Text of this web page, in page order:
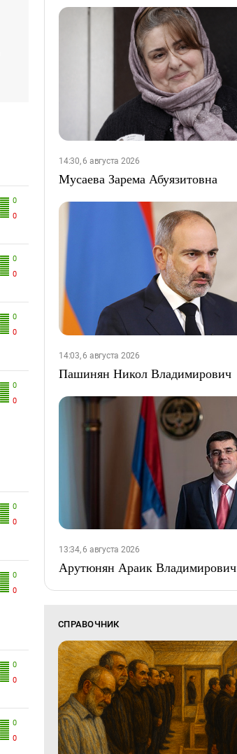
0
0
0
0
0
0
0
0
0
0
0
0
0
0
0
0
14:30, 6 августа 2026
Мусаева Зарема Абуязитовна
14:03, 6 августа 2026
Пашинян Никол Владимирович
13:34, 6 августа 2026
Арутюнян Араик Владимирович
СПРАВОЧНИК